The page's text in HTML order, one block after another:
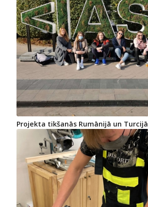
Projekta tikšanās Rumānijā un Turcijā